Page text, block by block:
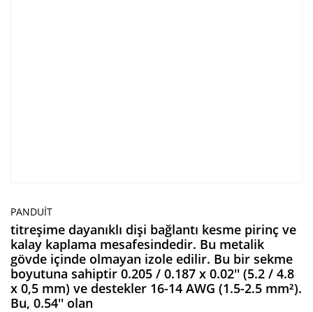
PANDUIT
titreşime dayanıklı dişi bağlantı kesme pirinç ve
kalay kaplama mesafesindedir. Bu metalik
gövde içinde olmayan izole edilir. Bu bir sekme
boyutuna sahiptir 0.205 / 0.187 x 0.02'' (5.2 / 4.8
x 0,5 mm) ve destekler 16-14 AWG (1.5-2.5 mm²).
Bu, 0.54'' olan